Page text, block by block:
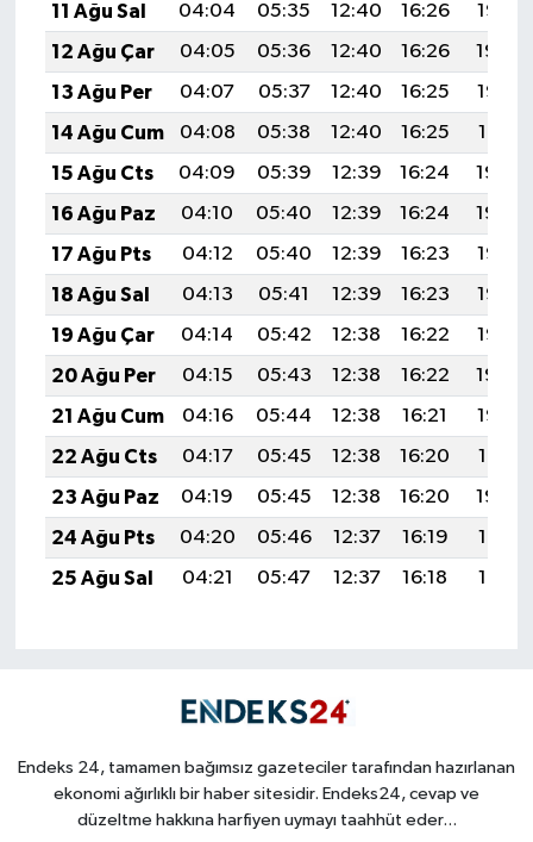
11 Ağu Sal
04:04 05:35 12:40 16:26
19:35
12 Ağu Çar
04:05 05:36 12:40 16:26
19:34
13 Ağu Per
04:07 05:37 12:40 16:25
19:32
14 Ağu Cum
04:08 05:38 12:40 16:25
19:31
15 Ağu Cts
04:09 05:39 12:39 16:24
19:30
16 Ağu Paz
04:10 05:40 12:39 16:24
19:29
17 Ağu Pts
04:12 05:40 12:39 16:23
19:27
18 Ağu Sal
04:13 05:41 12:39 16:23
19:26
19 Ağu Çar
04:14 05:42 12:38 16:22
19:25
20 Ağu Per
04:15 05:43 12:38 16:22
19:24
21 Ağu Cum
04:16 05:44 12:38 16:21
19:22
22 Ağu Cts
04:17 05:45 12:38 16:20
19:21
23 Ağu Paz
04:19 05:45 12:38 16:20
19:20
24 Ağu Pts
04:20 05:46 12:37 16:19
19:18
25 Ağu Sal
04:21 05:47 12:37 16:18 19:17
Endeks 24, tamamen bağımsız gazeteciler tarafından hazırlanan
ekonomi ağırlıklı bir haber sitesidir. Endeks24, cevap ve
düzeltme hakkına harfiyen uymayı taahhüt eder...